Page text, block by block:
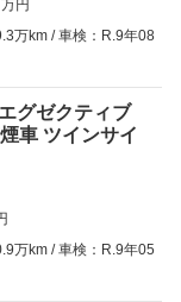
万円
万km
車検：R.9年08
グゼクティブ
車 ツインサイ
万km
車検：R.9年05